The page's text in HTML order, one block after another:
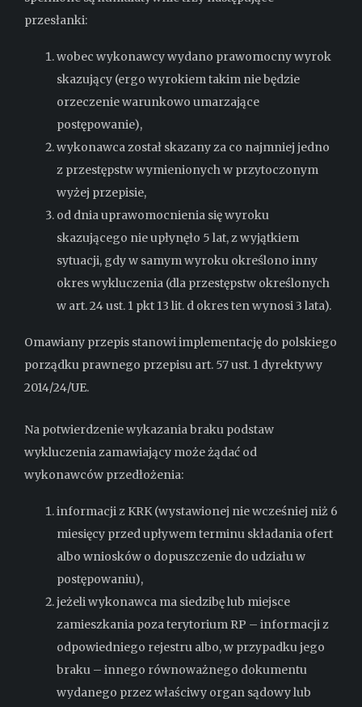
przesłanki:
wobec wykonawcy wydano prawomocny wyrok
skazujący (ergo wyrokiem takim nie będzie
orzeczenie warunkowo umarzające
postępowanie),
wykonawca został skazany za co najmniej jedno
z przestępstw wymienionych w przytoczonym
wyżej przepisie,
od dnia uprawomocnienia się wyroku
skazującego nie upłynęło 5 lat, z wyjątkiem
sytuacji, gdy w samym wyroku określono inny
okres wykluczenia (dla przestępstw określonych
w art. 24 ust. 1 pkt 13 lit. d okres ten wynosi 3 lata).
Omawiany przepis stanowi implementację do polskiego
porządku prawnego przepisu art. 57 ust. 1 dyrektywy
2014/24/UE.
Na potwierdzenie wykazania braku podstaw
wykluczenia zamawiający może żądać od
wykonawców przedłożenia:
informacji z KRK (wystawionej nie wcześniej niż 6
miesięcy przed upływem terminu składania ofert
albo wniosków o dopuszczenie do udziału w
postępowaniu),
jeżeli wykonawca ma siedzibę lub miejsce
zamieszkania poza terytorium RP – informacji z
odpowiedniego rejestru albo, w przypadku jego
braku – innego równoważnego dokumentu
wydanego przez właściwy organ sądowy lub